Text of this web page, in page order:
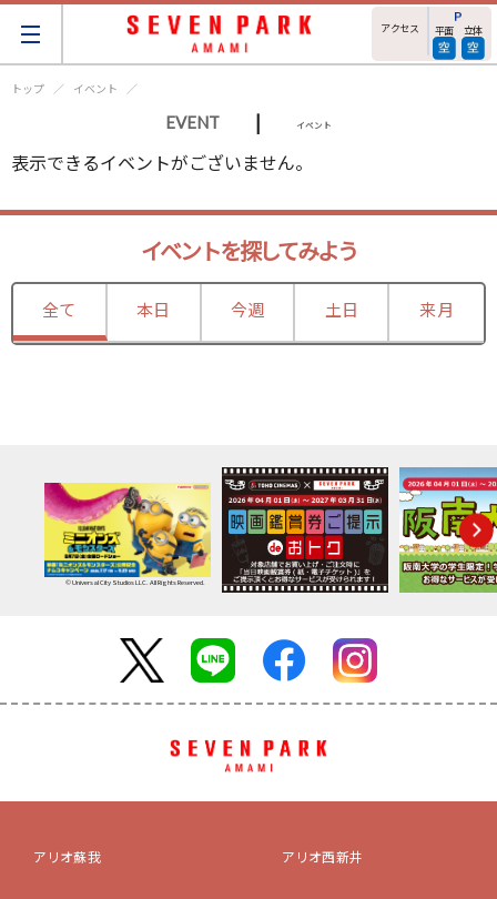
アクセス 平面 立体
トップ イベント
EVENT | イベント
表示できるイベントがございません。
イベントを探してみよう
全て 本日 今週 土日 来月
© Universal City Studios LLC. All Rights Reserved.
アリオ蘇我 アリオ西新井